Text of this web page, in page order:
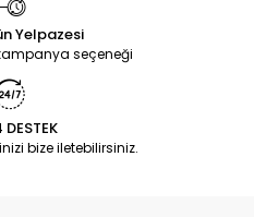
Yelpazesi
seçeneği
bize iletebilirsiniz.